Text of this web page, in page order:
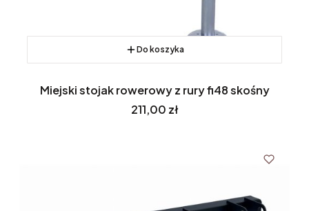
Do koszyka
Miejski stojak rowerowy z rury fi48 skośny
Cena
211,00 zł